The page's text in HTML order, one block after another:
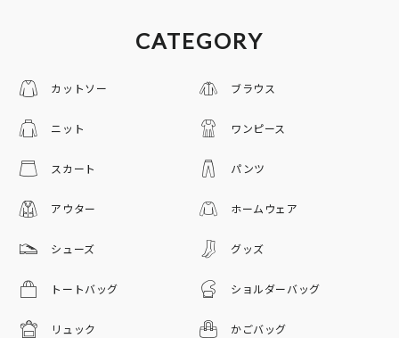
CATEGORY
カットソー ブラウス
ニット ワンピース
スカート パンツ
アウター ホームウェア
シューズ グッズ
トートバッグ ショルダーバッグ
リュック かごバッグ